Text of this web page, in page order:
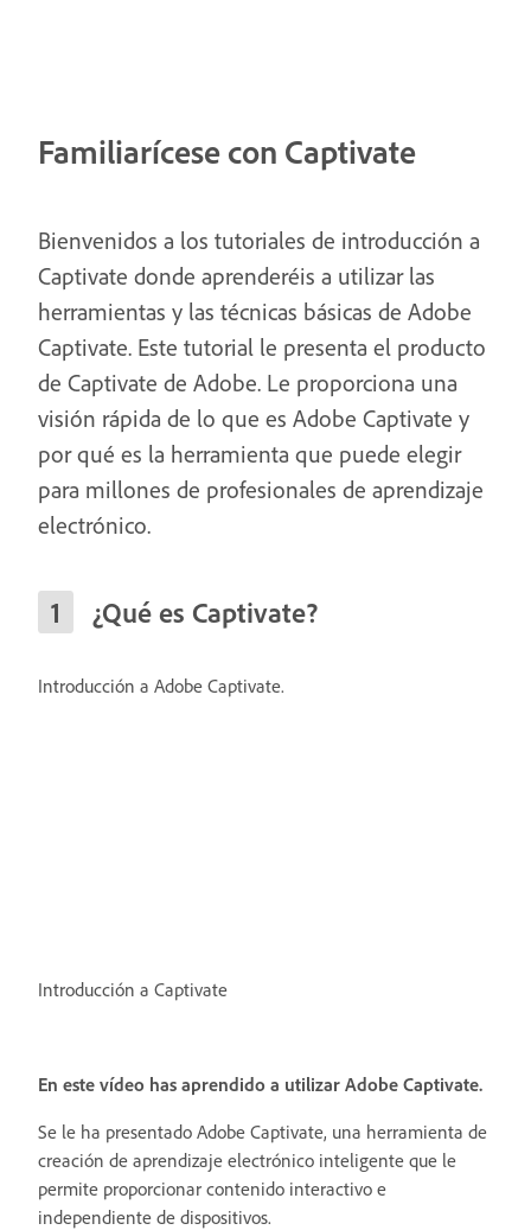
Familiarícese con Captivate
Bienvenidos a los tutoriales de introducción a
Captivate donde aprenderéis a utilizar las
herramientas y las técnicas básicas de Adobe
Captivate. Este tutorial le presenta el producto
de Captivate de Adobe. Le proporciona una
visión rápida de lo que es Adobe Captivate y
por qué es la herramienta que puede elegir
para millones de profesionales de aprendizaje
electrónico.
¿Qué es Captivate?
Introducción a Adobe Captivate.
Introducción a Captivate
En este vídeo has aprendido a utilizar Adobe Captivate.
Se le ha presentado Adobe Captivate, una herramienta de
creación de aprendizaje electrónico inteligente que le
permite proporcionar contenido interactivo e
independiente de dispositivos.